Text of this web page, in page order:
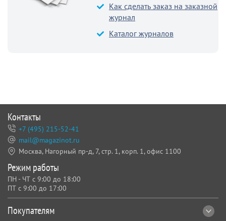
Как сделать заказ на заказной
журнал
Каталог журналов
Покупателям
Контакты
+7 (495) 215-52-41
mail@magazinot.ru
Москва, Нагорный пр-д, 7, стр. 1, корп. 1, офис 1100
Режим работы
ПН - ЧТ с 9:00 до 18:00
ПТ с 9:00 до 17:00